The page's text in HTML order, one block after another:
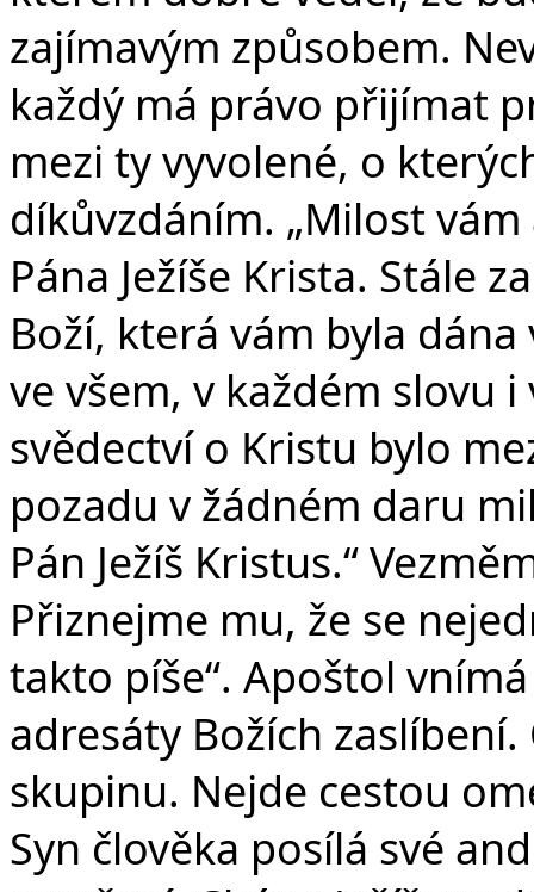
zajímavým způsobem.
každý má právo přijímat
mezi ty vyvolené, o
díkůvzdáním. „Milost
Pána Ježíše Krista. Stále
Boží, která vám byla
ve všem, v každém slovu
svědectví o Kristu bylo
pozadu v žádném daru
Pán Ježíš Kristus.“
Přiznejme mu, že se
takto píše“. Apoštol
adresáty Božích
skupinu. Nejde cestou
Syn člověka posílá své